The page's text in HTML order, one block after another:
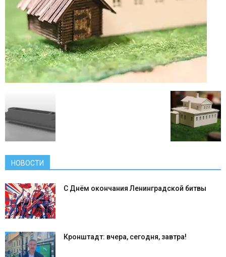
НОВОСТИ
С Днём окончания Ленинградской битвы
Кронштадт: вчера, сегодня, завтра!